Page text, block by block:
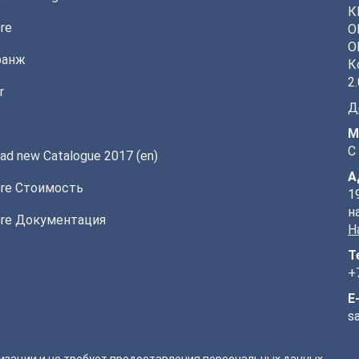
new Catalogue 2017 (en)
Стоимость
Документация
С